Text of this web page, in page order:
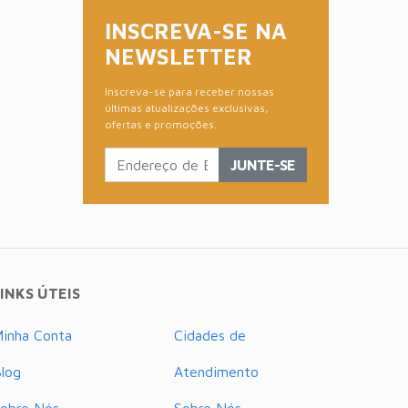
INSCREVA-SE NA
NEWSLETTER
Inscreva-se para receber nossas
últimas atualizações exclusivas,
ofertas e promoções.
JUNTE-SE
ÚTEIS
Conta Cidades de
Atendimento